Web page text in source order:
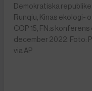
Demokratiska
Runqiu, Kinas ekologi-
COP 15, FN:s
december 2022. Foto:
via AP